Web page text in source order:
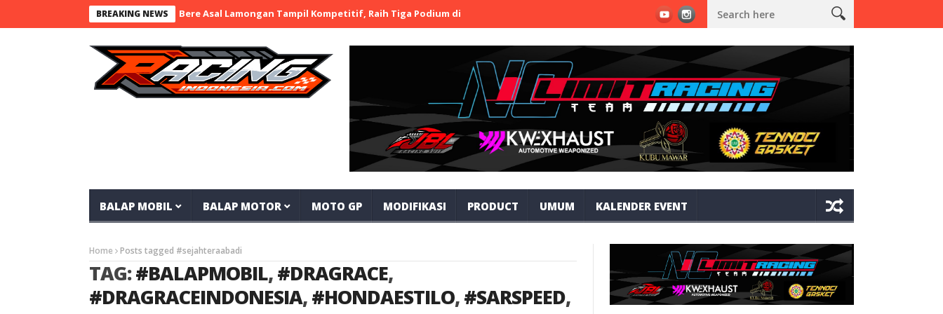
BREAKING NEWS
Toko Panji 12 nd.RayaMart x BaraBere Asal Lamongan Tampil Kompetitif, Raih Tiga Podium di IMB Open Road Race 2026 Bojonegoro TEAM GMJ1 X JRC BORONG 16 PIALA DAN SAPU 3 GELAR JUARA
BALAP MOBIL BALAP MOTOR MOTO GP MODIFIKASI PRODUCT UMUM KALENDER EVENT
Home Posts tagged #sejahteraabadi
TAG:#BALAPMOBIL,#DRAGRACE,
#DRAGRACEINDONESIA,#HONDAESTILO,#SARSPEED,